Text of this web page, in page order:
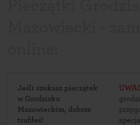
Jeśli szukasz pieczątek
w Grodzisku
Mazowieckim, dobrze
trafiłeś!